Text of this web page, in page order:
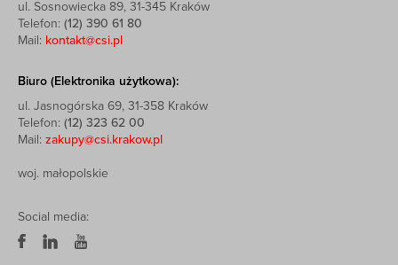
ul. Sosnowiecka 89, 31-345 Kraków
Telefon: (12) 390 61 80
Mail: kontakt@csi.pl
Biuro (Elektronika użytkowa):
ul. Jasnogórska 69, 31-358 Kraków
Telefon: (12) 323 62 00
Mail: zakupy@csi.krakow.pl
woj. małopolskie
Social media: